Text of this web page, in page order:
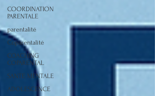
COORDINATION
PARENTALE
parentalité
Coparentalité
COACHING
COPARENTAL
SANTE MENTALE
ADOLESCENCE